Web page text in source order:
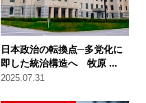
日本政治の転換点─多党化に
即した統治構造へ 牧原 ...
2025.07.31